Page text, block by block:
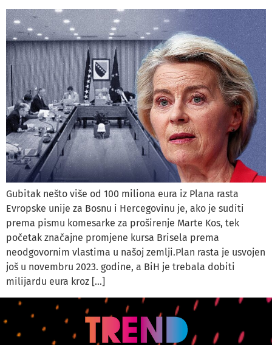
Gubitak nešto više od 100 miliona eura iz Plana rasta
Evropske unije za Bosnu i Hercegovinu je, ako je suditi
prema pismu komesarke za proširenje Marte Kos, tek
početak značajne promjene kursa Brisela prema
neodgovornim vlastima u našoj zemlji.Plan rasta je usvojen
još u novembru 2023. godine, a BiH je trebala dobiti
milijardu eura kroz […]